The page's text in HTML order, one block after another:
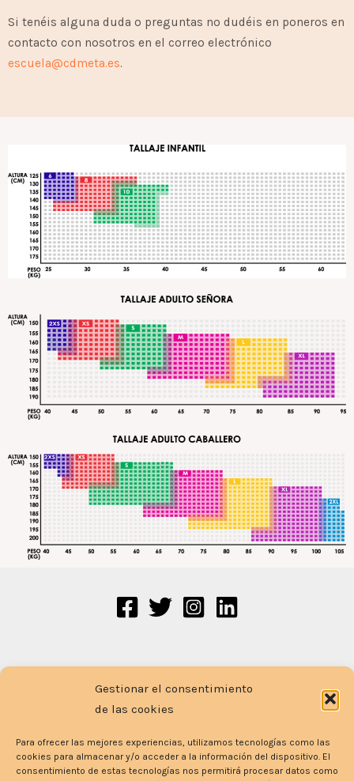
Gestionar el consentimiento
de las cookies
Para ofrecer las mejores experiencias, utilizamos tecnologías como las
cookies para almacenar y/o acceder a la información del dispositivo. El
consentimiento de estas tecnologías nos permitirá procesar datos como
Si tenéis alguna duda o preguntas no dudéis en poneros en
contacto con nosotros en el correo electrónico
escuela@cdmeta.es.